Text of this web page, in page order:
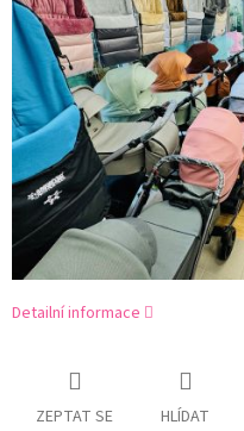
Detailní informace
ZEPTAT SE HLÍDAT